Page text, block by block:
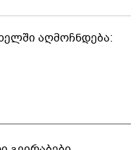
აღმოჩნდება: